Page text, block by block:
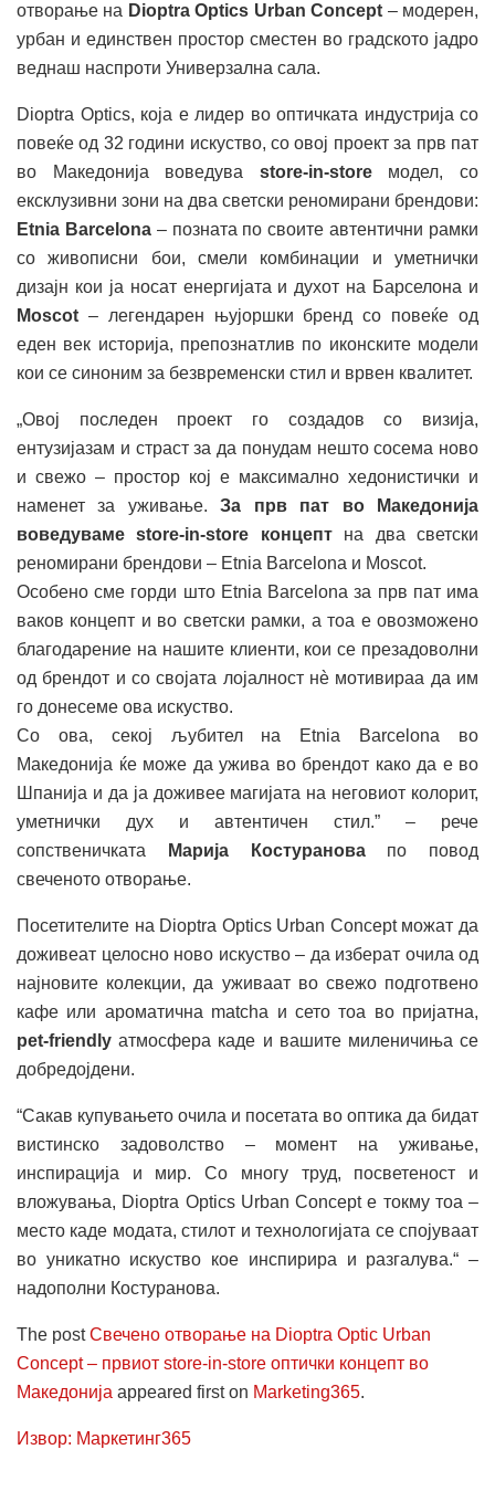
отворање на Dioptra Optics Urban Concept – модерен,
урбан и единствен простор сместен во градското јадро
веднаш наспроти Универзална сала.
Dioptra Optics, која е лидер во оптичката индустрија со
повеќе од 32 години искуство, со овој проект за прв пат
во Македонија воведува store-in-storeмодел, со
ексклузивни зони на два светски реномирани брендови:
Etnia Barcelona– позната по своите автентични рамки
со живописни бои, смели комбинации и уметнички
дизајн кои ја носат енергијата и духот на Барселона и
Moscot – легендарен њујоршки бренд со повеќе од
еден век историја, препознатлив по иконските модели
кои се синоним за безвременски стил и врвен квалитет.
„Овој последен проект го создадов со визија,
ентузијазам и страст за да понудам нешто сосема ново
и свежо – простор кој е максимално хедонистички и
наменет за уживање.За прв пат во Македонија
воведуваме store-in-store концептна два светски
реномирани брендови – Etnia Barcelona и Moscot.
Особено сме горди што Etnia Barcelona за прв пат има
ваков концепт и во светски рамки, а тоа е овозможено
благодарение на нашите клиенти, кои се презадоволни
од брендот и со својата лојалност нè мотивираа да им
го донесеме ова искуство.
Со ова, секој љубител на Etnia Barcelona во
Македонија ќе може да ужива во брендот како да е во
Шпанија и да ја доживее магијата на неговиот колорит,
уметнички дух и автентичен стил.” – рече
сопственичката
Марија Костурановапо повод
свеченото отворање.
Посетителите на Dioptra Optics Urban Concept можат да
доживеат целосно ново искуство – да изберат очила од
најновите колекции, да уживаат во свежо подготвено
кафе или ароматична matcha и сето тоа во пријатна,
pet-friendly атмосфера каде и вашите миленичиња се
добредојдени.
“Сакав купувањето очила и посетата во оптика да бидат
вистинско задоволство – момент на уживање,
инспирација и мир. Со многу труд, посветеност и
вложувања, Dioptra Optics Urban Concept е токму тоа –
место каде модата, стилот и технологијата се спојуваат
во уникатно искуство кое инспирира и разгалува.“ –
надополни Костуранова.
The postСвечено отворање на Dioptra Optic Urban
Concept – првиот store-in-store оптички концепт во
Македонија appeared first on Marketing365.
Извор: Маркетинг365